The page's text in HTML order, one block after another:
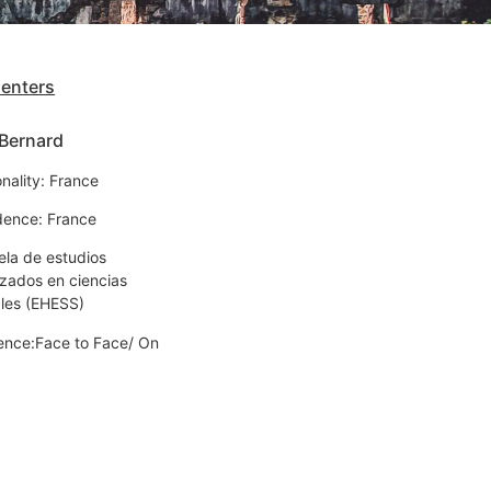
France
France
de estudios
en ciencias
(EHESS)
to Face/ On